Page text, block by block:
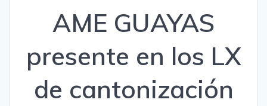
AME GUAYAS
presente en los LX
de cantonización